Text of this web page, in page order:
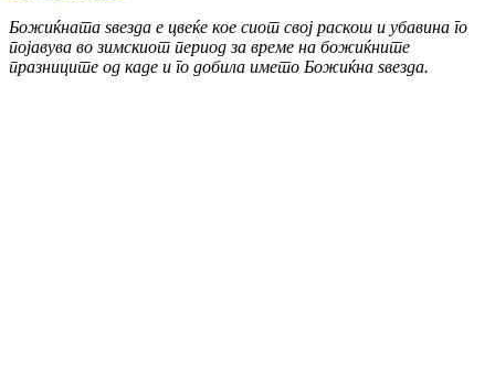
Божиќната ѕвезда е цвеќе кое сиот свој раскош и убавина го
појавува во зимскиот период за време на божиќните
празниците од каде и го добила името Божиќна ѕвезда.